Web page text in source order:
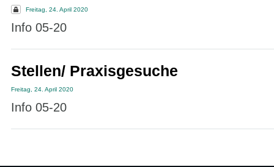
Freitag, 24. April 2020
Info 05-20
Stellen/ Praxisgesuche
Freitag, 24. April 2020
Info 05-20